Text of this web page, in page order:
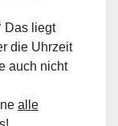
Das liegt
die Uhrzeit
auch nicht
alle